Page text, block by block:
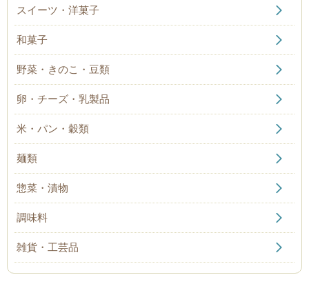
た。
2025/09/13
今シーズンの知多半島産マンゴーの販売は終了いたしまし
た。
今シーズンのシャインマスカットの販売は終了いたしまし
た。
2025/09/05
今シーズンのさわみっこの販売は終了いたしました。
2025/08/22
をスタートいたしました。
2025/07/11
「浜島守ぶどう園」大府市産の朝採りシャインマスカット
スイーツ・洋菓子
和菓子
野菜・きのこ・豆類
卵・チーズ・乳製品
米・パン・穀類
麺類
惣菜・漬物
調味料
雑貨・工芸品